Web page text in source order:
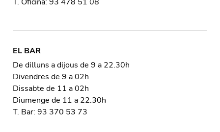
EL BAR
De dilluns a dijous de 9 a 22.30h
Divendres de 9 a 02h
Dissabte de 11 a 02h
Diumenge de 11 a 22.30h
T. Bar: 93 370 53 73